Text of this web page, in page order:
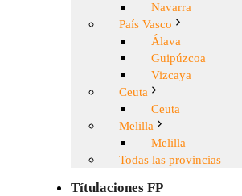
Navarra
País Vasco
Álava
Guipúzcoa
Vizcaya
Ceuta
Ceuta
Melilla
Melilla
Todas las provincias
Títulaciones FP